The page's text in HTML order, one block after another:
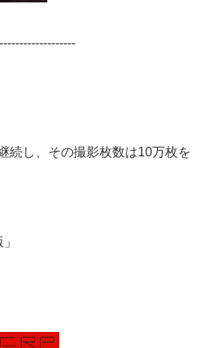
続し、その撮影枚数は10万枚を